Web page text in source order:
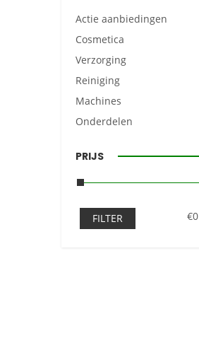
Actie aanbiedingen
Cosmetica
Verzorging
Reiniging
Machines
Onderdelen
PRIJS
FILTER €0